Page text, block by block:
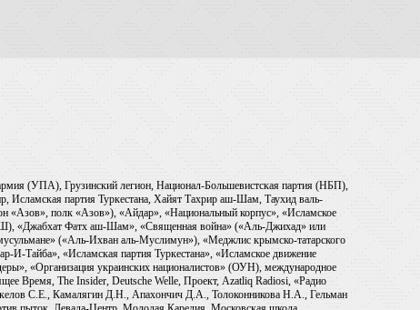
(УПА), Грузинский легион, Национал-Большевистская партия (НБП),
партия Туркестана, Хайят Тахрир аш-Шам, Таухид валь-
«Азов», полк «Азов»), «Айдар», «Национальный корпус», «Исламское
«Джабхат Фатх аш-Шам», «Священная война» («Аль-Джихад» или
(«Аль-Ихван аль-Муслимун»), «Меджлис крымско-татарского
Тайба», «Исламская партия Туркестана», «Исламское движение
«Организация украинских националистов» (ОУН), международное
Время, The Insider, Deutsche Welle, Проект, Azatliq Radiosi, «Радио
С.Е., Камалягин Д.Н., Апахончич Д.А., Толоконникова Н.А., Гельман